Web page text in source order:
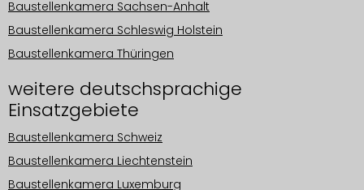
Baustellenkamera Sachsen-Anhalt
Baustellenkamera Schleswig Holstein
Baustellenkamera Thüringen
weitere deutschsprachige
Einsatzgebiete
Baustellenkamera Schweiz
Baustellenkamera Liechtenstein
Baustellenkamera Luxemburg